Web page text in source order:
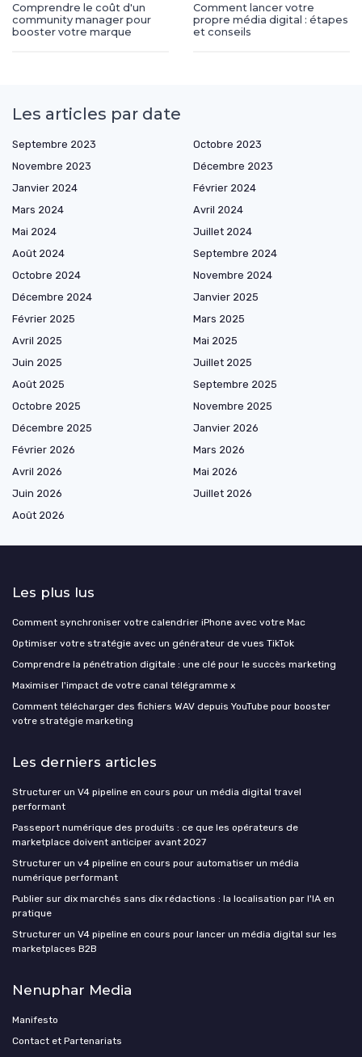
Comprendre le coût d'un
community manager pour
booster votre marque
Comment lancer votre
propre média digital : étapes
et conseils
Les articles par date
Septembre 2023
Octobre 2023
Novembre 2023
Décembre 2023
Janvier 2024
Février 2024
Mars 2024
Avril 2024
Mai 2024
Juillet 2024
Août 2024
Septembre 2024
Octobre 2024
Novembre 2024
Décembre 2024
Janvier 2025
Février 2025
Mars 2025
Avril 2025
Mai 2025
Juin 2025
Juillet 2025
Août 2025
Septembre 2025
Octobre 2025
Novembre 2025
Décembre 2025
Janvier 2026
Février 2026
Mars 2026
Avril 2026
Mai 2026
Juin 2026
Juillet 2026
Août 2026
Les plus lus
Comment synchroniser votre calendrier iPhone avec votre Mac
Optimiser votre stratégie avec un générateur de vues TikTok
Comprendre la pénétration digitale : une clé pour le succès marketing
Maximiser l'impact de votre canal télégramme x
Comment télécharger des fichiers WAV depuis YouTube pour booster
votre stratégie marketing
Les derniers articles
Structurer un V4 pipeline en cours pour un média digital travel
performant
Passeport numérique des produits : ce que les opérateurs de
marketplace doivent anticiper avant 2027
Structurer un v4 pipeline en cours pour automatiser un média
numérique performant
Publier sur dix marchés sans dix rédactions : la localisation par l'IA en
pratique
Structurer un V4 pipeline en cours pour lancer un média digital sur les
marketplaces B2B
Nenuphar Media
Manifesto
Contact et Partenariats